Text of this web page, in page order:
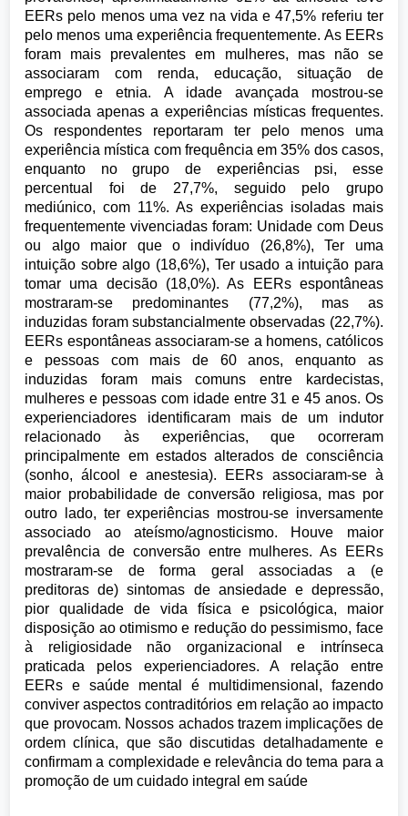
EERs pelo menos uma vez na vida e 47,5% referiu ter
pelo menos uma experiência frequentemente. As EERs
foram mais prevalentes em mulheres, mas não se
associaram com renda, educação, situação de
emprego e etnia. A idade avançada mostrou-se
associada apenas a experiências místicas frequentes.
Os respondentes reportaram ter pelo menos uma
experiência mística com frequência em 35% dos casos,
enquanto no grupo de experiências psi, esse
percentual foi de 27,7%, seguido pelo grupo
mediúnico, com 11%. As experiências isoladas mais
frequentemente vivenciadas foram: Unidade com Deus
ou algo maior que o indivíduo (26,8%), Ter uma
intuição sobre algo (18,6%), Ter usado a intuição para
tomar uma decisão (18,0%). As EERs espontâneas
mostraram-se predominantes (77,2%), mas as
induzidas foram substancialmente observadas (22,7%).
EERs espontâneas associaram-se a homens, católicos
e pessoas com mais de 60 anos, enquanto as
induzidas foram mais comuns entre kardecistas,
mulheres e pessoas com idade entre 31 e 45 anos. Os
experienciadores identificaram mais de um indutor
relacionado às experiências, que ocorreram
principalmente em estados alterados de consciência
(sonho, álcool e anestesia). EERs associaram-se à
maior probabilidade de conversão religiosa, mas por
outro lado, ter experiências mostrou-se inversamente
associado ao ateísmo/agnosticismo. Houve maior
prevalência de conversão entre mulheres. As EERs
mostraram-se de forma geral associadas a (e
preditoras de) sintomas de ansiedade e depressão,
pior qualidade de vida física e psicológica, maior
disposição ao otimismo e redução do pessimismo, face
à religiosidade não organizacional e intrínseca
praticada pelos experienciadores. A relação entre
EERs e saúde mental é multidimensional, fazendo
conviver aspectos contraditórios em relação ao impacto
que provocam. Nossos achados trazem implicações de
ordem clínica, que são discutidas detalhadamente e
confirmam a complexidade e relevância do tema para a
promoção de um cuidado integral em saúde